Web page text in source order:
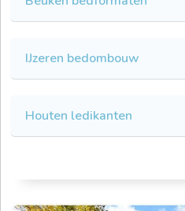
IJzeren bedombouw
Houten ledikanten